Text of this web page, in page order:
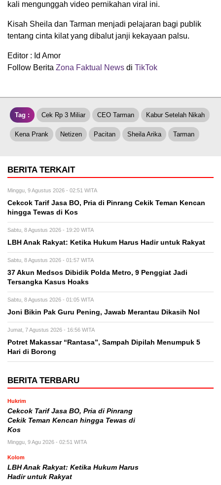
kali mengunggah video pernikahan viral ini.
Kisah Sheila dan Tarman menjadi pelajaran bagi publik
tentang cinta kilat yang dibalut janji kekayaan palsu.
Editor : Id Amor
Follow Berita Zona Faktual News di TikTok
Tag : Cek Rp 3 Miliar CEO Tarman Kabur Setelah Nikah
Kena Prank Netizen Pacitan Sheila Arika Tarman
BERITA TERKAIT
Minggu, 9 Agustus 2026 - 02:51 WITA
Cekcok Tarif Jasa BO, Pria di Pinrang Cekik Teman Kencan
hingga Tewas di Kos
Sabtu, 8 Agustus 2026 - 19:20 WITA
LBH Anak Rakyat: Ketika Hukum Harus Hadir untuk Rakyat
Sabtu, 8 Agustus 2026 - 01:57 WITA
37 Akun Medsos Dibidik Polda Metro, 9 Penggiat Jadi
Tersangka Kasus Hoaks
Sabtu, 8 Agustus 2026 - 01:05 WITA
Joni Bikin Pak Guru Pening, Jawab Merantau Dikasih Nol
Jumat, 7 Agustus 2026 - 16:56 WITA
Potret Makassar “Rantasa”, Sampah Dipilah Menumpuk 5
Hari di Borong
BERITA TERBARU
Hukrim
Cekcok Tarif Jasa BO, Pria di Pinrang
Cekik Teman Kencan hingga Tewas di
Kos
Minggu, 9 Agu 2026 - 02:51 WITA
Kolom
LBH Anak Rakyat: Ketika Hukum Harus
Hadir untuk Rakyat